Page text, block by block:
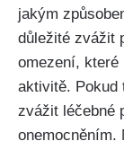
jakým
důležité zvážit
omezení, které
aktivitě. Pokud
zvážit léčebné
onemocněním.